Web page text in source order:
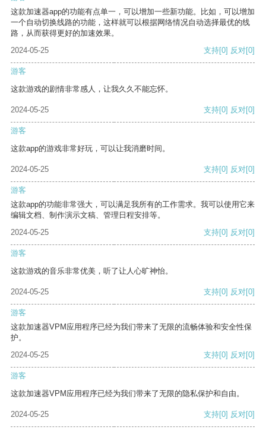
这款加速器app的功能有点单一，可以增加一些新功能。比如，可以增加
一个自动切换线路的功能，这样就可以根据网络情况自动选择最优的线
路，从而获得更好的加速效果。
2024-05-25
支持[0] 反对[0]
游客
这款游戏的剧情非常感人，让我久久不能忘怀。
2024-05-25 支持[0] 反对[0]
游客
这款app的游戏非常好玩，可以让我消磨时间。
2024-05-25 支持[0] 反对[0]
游客
这款app的功能非常强大，可以满足我所有的工作需求。我可以使用它来
编辑文档、制作演示文稿、管理日程安排等。
2024-05-25
支持[0] 反对[0]
游客
这款游戏的音乐非常优美，听了让人心旷神怡。
2024-05-25 支持[0] 反对[0]
游客
这款加速器VPM应用程序已经为我们带来了无限的流畅体验和安全性保
护。
2024-05-25
支持[0] 反对[0]
游客
这款加速器VPM应用程序已经为我们带来了无限的隐私保护和自由。
2024-05-25 支持[0] 反对[0]